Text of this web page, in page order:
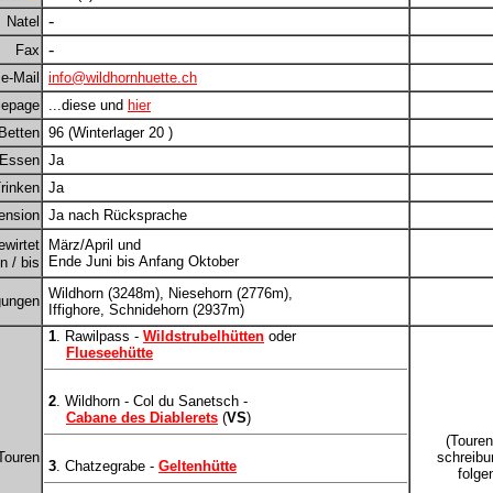
Natel
-
Fax -
e-Mail
info@wildhornhuette.ch
...diese und hier
Betten 96 (Winterlager 20 )
Essen Ja
Ja
Ja nach Rücksprache
/ bis
März/April und
Ende Juni bis Anfang Oktober
Wildhorn (3248m), Niesehorn (2776m),
Iffighore, Schnidehorn (2937m)
1. Rawilpass - Wildstrubelhütten oder
Flueseehütte
2. Wildhorn - Col du Sanetsch -
Cabane des Diablerets (VS)
3. Chatzegrabe - Geltenhütte